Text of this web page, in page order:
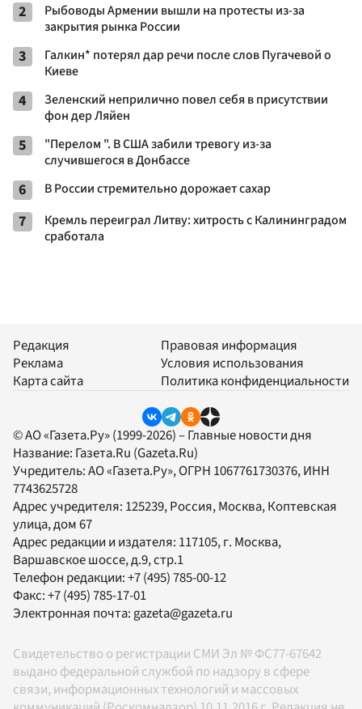
2
Рыбоводы Армении вышли на протесты из-за
закрытия рынка России
3
Галкин* потерял дар речи после слов Пугачевой о
Киеве
4
Зеленский неприлично повел cебя в присутствии
фон дер Ляйен
5
"Перелом ". В США забили тревогу из-за
случившегося в Донбассе
6 В России стремительно дорожает сахар
7
Кремль переиграл Литву: хитрость с Калининградом
сработала
Редакция
Реклама
Карта сайта
Правовая информация
Условия использования
Политика конфиденциальности
© АО «Газета.Ру» (1999-2026) – Главные новости дня
Название: Газета.Ru (Gazeta.Ru)
Учредитель:АО «Газета.Ру», ОГРН 1067761730376, ИНН
7743625728
Адрес учредителя: 125239, Россия, Москва, Коптевская
улица, дом 67
Адрес редакции и издателя: 117105, г. Москва,
Варшавское шоссе, д.9, стр.1
Телефон редакции:+7 (495) 785-00-12
Факс:+7 (495) 785-17-01
Электронная почта: gazeta@gazeta.ru
Свидетельство о регистрации СМИ Эл № ФС77-67642
выдано федеральной службой по надзору в сфере
связи, информационных технологий и массовых